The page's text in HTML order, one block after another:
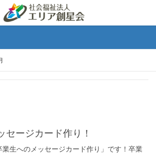
セージカード作り！
生へのメッセージカード作り」です！卒業